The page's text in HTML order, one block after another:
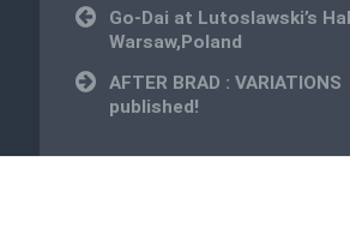
Nawigacja
wpisu
Go-Dai at Lutoslawski’s
Warsaw,Poland
AFTER BRAD : VARIATIONS
published!